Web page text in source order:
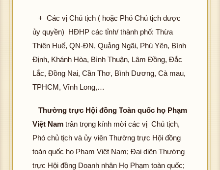
+ Các vị Chủ tịch ( hoặc Phó Chủ tịch được
ủy quyền) HĐHP các tỉnh/ thành phố: Thừa
Thiên Huế, QN-ĐN, Quảng Ngãi, Phú Yên, Bình
Định, Khánh Hòa, Bình Thuận, Lâm Đồng, Đắc
Lắc, Đồng Nai, Cần Thơ, Bình Dương, Cà mau,
TPHCM, Vĩnh Long,…
Thường trực Hội đồng Toàn quốc họ Phạm
Việt Nam trân trọng kính mời các vị Chủ tịch,
Phó chủ tịch và ủy viên Thường trực Hội đồng
toàn quốc họ Phạm Việt Nam; Đại diện Thường
trực Hội đồng Doanh nhân Họ Phạm toàn quốc;